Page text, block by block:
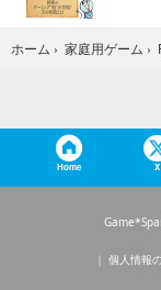
ホーム › 家庭用ゲーム ›
Home X
個人情報